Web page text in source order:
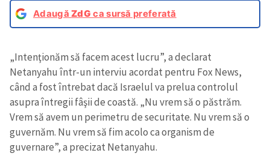
AdaugăZdG ca sursă preferată
„Intenţionăm să facem acest lucru”, a declarat
Netanyahu într-un interviu acordat pentru Fox News,
când a fost întrebat dacă Israelul va prelua controlul
asupra întregii fâşii de coastă. „Nu vrem să o păstrăm.
Vrem să avem un perimetru de securitate. Nu vrem să o
guvernăm. Nu vrem să fim acolo ca organism de
guvernare”, a precizat Netanyahu.